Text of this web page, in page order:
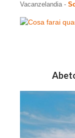
Vacanzelandia -